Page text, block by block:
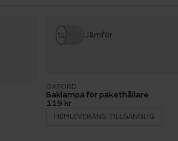
Jämför
OXFORD
Baklampa för pakethållare
119 kr
HEMLEVERANS TILLGÄNGLIG